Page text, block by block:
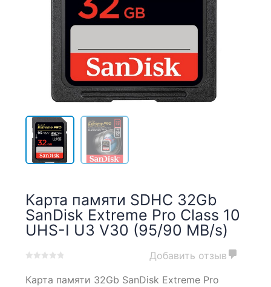
Карта памяти SDHC 32Gb
SanDisk Extreme Pro Class 10
UHS-I U3 V30 (95/90 MB/s)
out
Добавить отзыв
Карта памяти 32Gb SanDisk Extreme Pro